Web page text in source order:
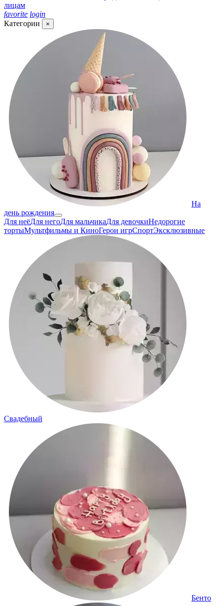
лицам
favorite login
Категории
×
На
день рождения
Для неёДля негоДля мальчикаДля девочкиНедорогие
тортыМультфильмы и КиноГерои игрСпортЭксклюзивные
Свадебный
Бенто